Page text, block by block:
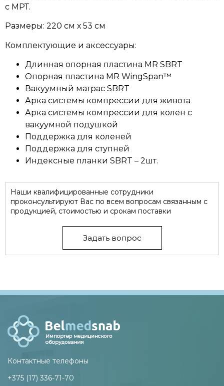
с МРТ.
Размеры: 220 см х 53 см
Комплектующие и аксессуары:
Длинная опорная пластина MR SBRT
Опорная пластина MR WingSpan™
Вакуумный матрас SBRT
Арка системы компрессии для живота
Арка системы компрессии для колен с
вакуумной подушкой
Поддержка для коленей
Поддержка для ступней
Индексные планки SBRT – 2шт.
Наши квалифицированные сотрудники
проконсультируют Вас по всем вопросам связанным с
продукцией, стоимостью и срокам поставки
Задать вопрос
Контактные телефоны
+375 (17) 336-71-70